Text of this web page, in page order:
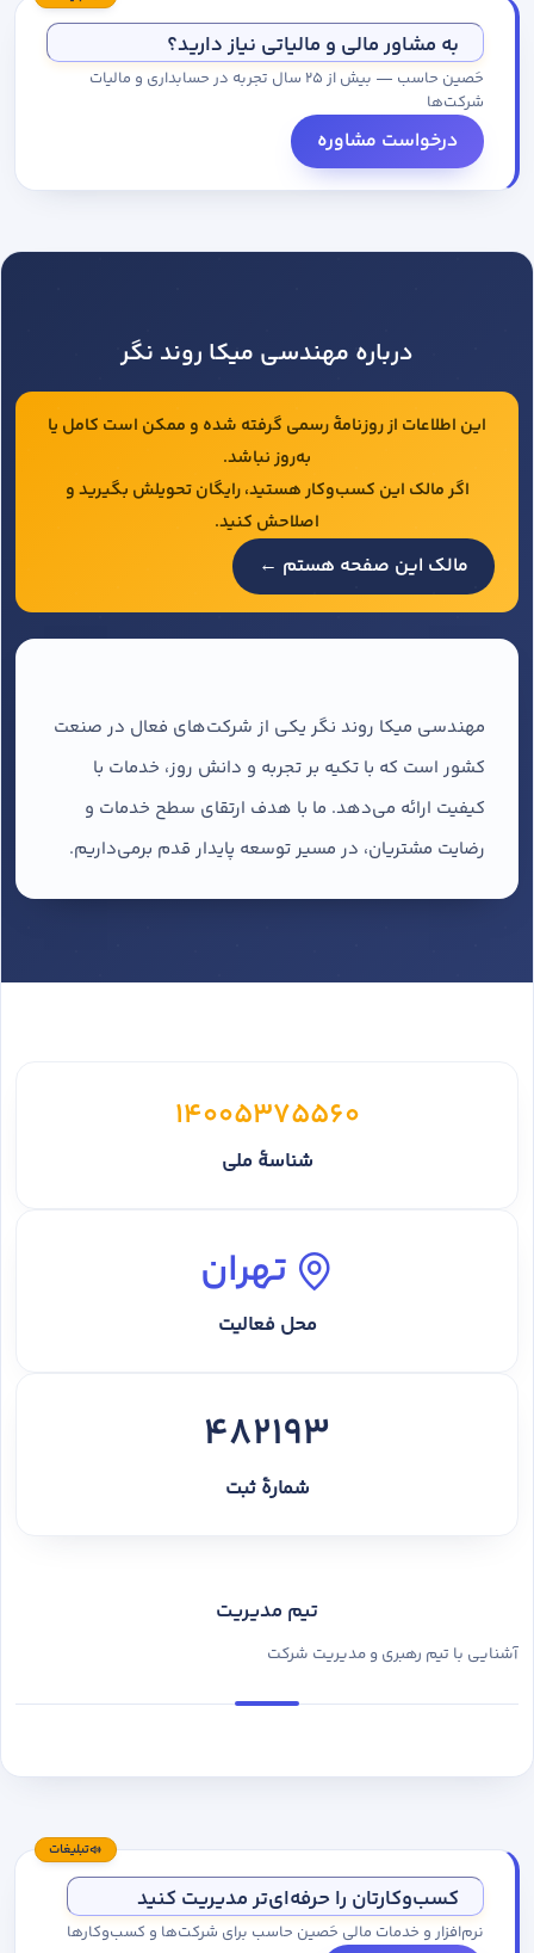
به مشاور مالی و مالیاتی نیاز دارید؟
حَصین حاسب — بیش از ۲۵ سال تجربه در حسابداری و مالیات
شرکت‌ها
درخواست مشاوره
درباره مهندسی میکا روند نگر
این اطلاعات از روزنامهٔ رسمی گرفته شده و ممکن است کامل یا
به‌روز نباشد.
اگر مالک این کسب‌وکار هستید، رایگان تحویلش بگیرید و
اصلاحش کنید.
مالک این صفحه هستم ←
مهندسی میکا روند نگر یکی از شرکت‌های فعال در صنعت
کشور است که با تکیه بر تجربه و دانش روز، خدمات با
کیفیت ارائه می‌دهد. ما با هدف ارتقای سطح خدمات و
رضایت مشتریان، در مسیر توسعه پایدار قدم برمی‌داریم.
14005375560
شناسهٔ ملی
تهران
محل فعالیت
482193
شمارهٔ ثبت
تیم مدیریت
آشنایی با تیم رهبری و مدیریت شرکت
تبلیغات
کسب‌وکارتان را حرفه‌ای‌تر مدیریت کنید
نرم‌افزار و خدمات مالی حَصین حاسب برای شرکت‌ها و کسب‌وکارها